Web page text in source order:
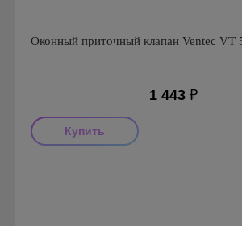
Оконный приточный клапан Ventec VT
1 443 ₽